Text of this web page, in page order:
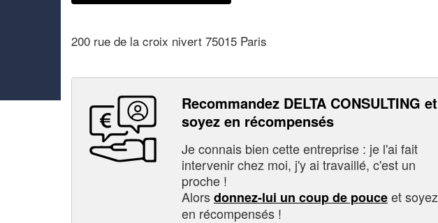
200 rue de la croix nivert 75015 Paris
Recommandez DELTA CONSULTING et
soyez en récompensés
Je connais bien cette entreprise : je l'ai fait
intervenir chez moi, j'y ai travaillé, c'est un
proche !
Alorsdonnez-lui un coup de pouceet soyez
en récompensés !